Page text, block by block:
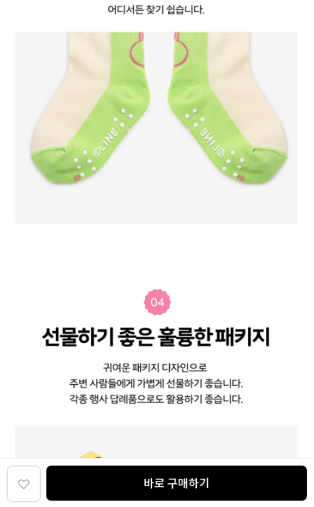
바로 구매하기